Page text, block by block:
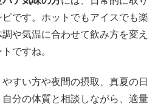
です。ホットでもアイスでも楽
や気温に合わせて飲み方を変え
ですね。
すい方や夜間の摂取、真夏の日
分の体質と相談しながら、適量